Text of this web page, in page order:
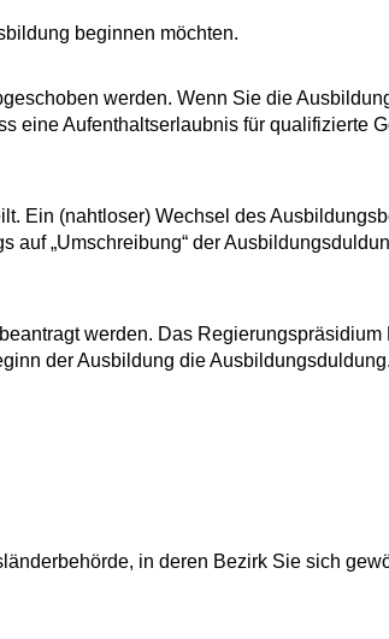
beginnen möchten.
werden. Wenn Sie die
eine Aufenthaltserlaubnis für qualifizierte
Ein (nahtloser) Wechsel des
auf „Umschreibung“ der
werden. Das Regierungspräsidium
der Ausbildung die Ausbildungsduldung.
in deren Bezirk Sie sich